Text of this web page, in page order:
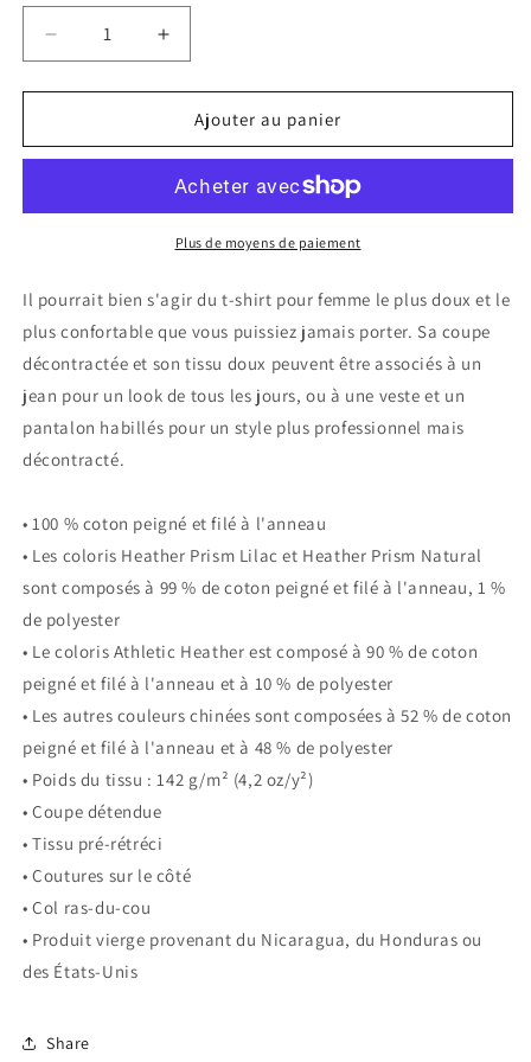
Réduire
la
quantité
T-
pour
Augmenter
la
quantité
T-
Décontracté
pour
Femme
Ajouter au panier
Plus de moyens de paiement
Il pourrait bien s'agir du t-shirt pour femme le plus doux et le
plus confortable que vous puissiez jamais porter. Sa coupe
décontractée et son tissu doux peuvent être associés à un
jean pour un look de tous les jours, ou à une veste et un
pantalon habillés pour un style plus professionnel mais
décontracté.
• 100 % coton peigné et filé à l'anneau
• Les coloris Heather Prism Lilac et Heather Prism Natural
sont composés à 99 % de coton peigné et filé à l'anneau, 1 %
de polyester
• Le coloris Athletic Heather est composé à 90 % de coton
peigné et filé à l'anneau et à 10 % de polyester
• Les autres couleurs chinées sont composées à 52 % de coton
peigné et filé à l'anneau et à 48 % de polyester
• Poids du tissu : 142 g/m² (4,2 oz/y²)
• Coupe détendue
• Tissu pré-rétréci
• Coutures sur le côté
• Col ras-du-cou
• Produit vierge provenant du Nicaragua, du Honduras ou
des États-Unis
Share